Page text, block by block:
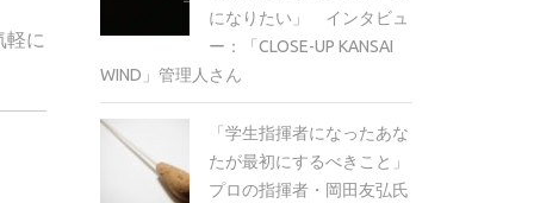
軽に
になりたい」 インタビュ
ー：「CLOSE-UP KANSAI
WIND」管理人さん
「学生指揮者になったあな
たが最初にするべきこと」
プロの指揮者・岡田友弘氏